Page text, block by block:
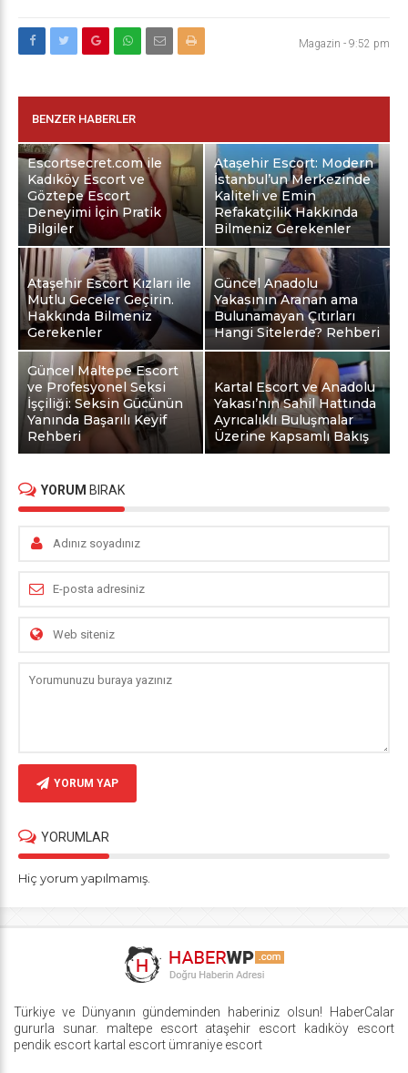
Magazin - 9:52 pm
BENZER HABERLER
Escortsecret.com ile
Kadıköy Escort ve
Göztepe Escort
Deneyimi İçin Pratik
Bilgiler
Ataşehir Escort: Modern
İstanbul’un Merkezinde
Kaliteli ve Emin
Refakatçilik Hakkında
Bilmeniz Gerekenler
Ataşehir Escort Kızları ile
Mutlu Geceler Geçirin.
Hakkında Bilmeniz
Gerekenler
Güncel Anadolu
Yakasının Aranan ama
Bulunamayan Çıtırları
Hangi Sitelerde? Rehberi
Güncel Maltepe Escort
ve Profesyonel Seksi
İşçiliği: Seksin Gücünün
Yanında Başarılı Keyif
Rehberi
Kartal Escort ve Anadolu
Yakası’nın Sahil Hattında
Ayrıcalıklı Buluşmalar
Üzerine Kapsamlı Bakış
YORUM BIRAK
YORUM YAP
YORUMLAR
Hiç yorum yapılmamış.
Türkiye ve Dünyanın gündeminden haberiniz olsun! HaberCalar
gururla sunar. maltepe escort ataşehir escort
kadıköy escort
pendik escort kartal escort ümraniye escort